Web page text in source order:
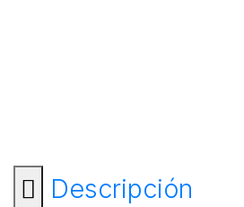
Descripción